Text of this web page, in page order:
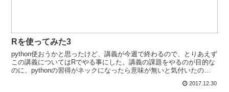
Rを使ってみた3
python使おうかと思ったけど、講義が今週で終わるので、とりあえず
この講義についてはRでやる事にした。講義の課題をやるのが目的な
のに、pythonの習得がネックになったら意味が無いと気付いたの
2017.12.30